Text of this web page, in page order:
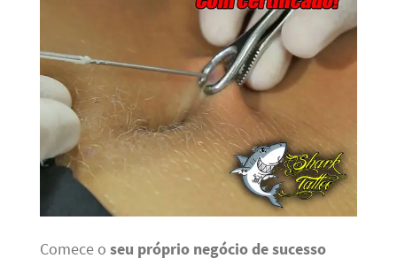
Comece o seu próprio negócio de sucesso